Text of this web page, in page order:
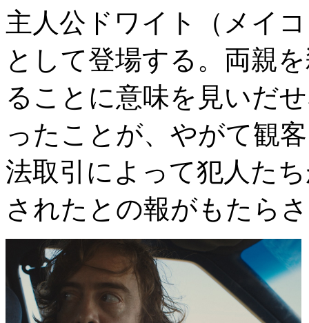
主人公ドワイト（メイ
として登場する。両親
ることに意味を見いだ
ったことが、やがて観
法取引によって犯人た
されたとの報がもたら